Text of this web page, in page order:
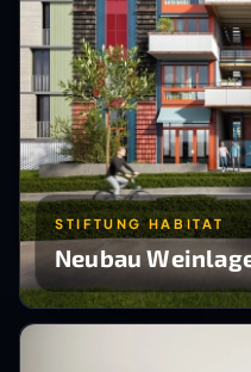
STIFTUNG HABITAT
Neubau